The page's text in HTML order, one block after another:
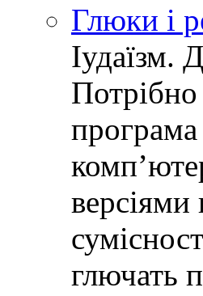
Глюки і
Іудаїзм.
версіями
глючать